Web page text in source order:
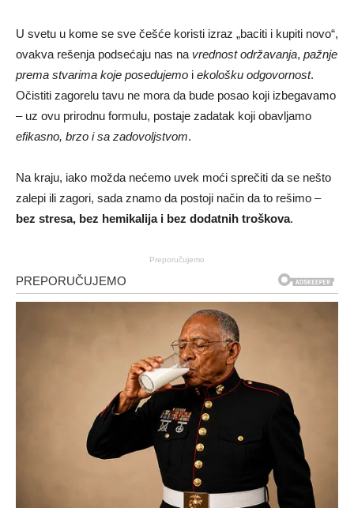
U svetu u kome se sve češće koristi izraz „baciti i kupiti novo“,
ovakva rešenja podsećaju nas na vrednost održavanja, pažnje
prema stvarima koje posedujemo i ekološku odgovornost.
Očistiti zagorelu tavu ne mora da bude posao koji izbegavamo
– uz ovu prirodnu formulu, postaje zadatak koji obavljamo
efikasno, brzo i sa zadovoljstvom.
Na kraju, iako možda nećemo uvek moći sprečiti da se nešto
zalepi ili zagori, sada znamo da postoji način da to rešimo –
bez stresa, bez hemikalija i bez dodatnih troškova.
Preporučujemo